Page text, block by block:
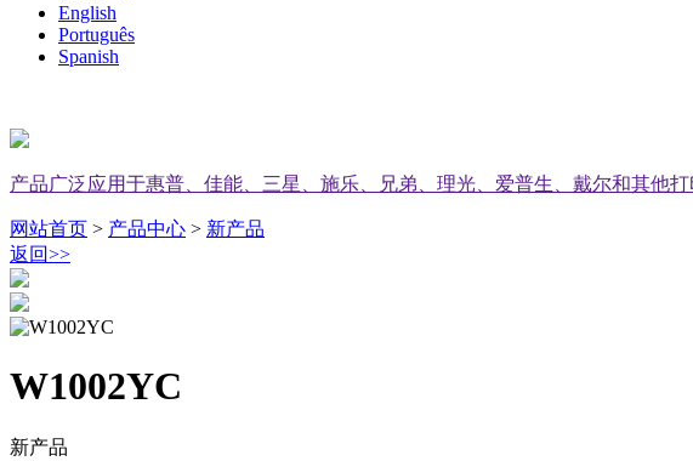
English
Português
Spanish
产品广泛应用于惠普、佳能、三星、施乐、兄弟、理光、爱普生、戴尔和其他打
网站首页 > 产品中心 > 新产品
返回>>
W1002YC
新产品